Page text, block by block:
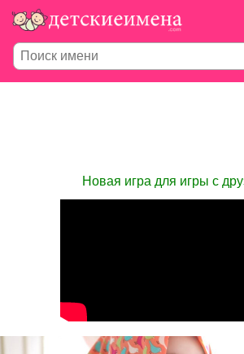
Новая игра для игры с